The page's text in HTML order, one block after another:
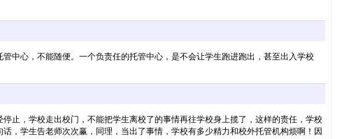
中心，不能随便。一个负责任的托管中心，是不会让学生跑进跑出，甚至出入学校
止，学校走出校门，不能把学生离校了的事情再往学校身上揽了，这样的责任，学校
，学生告老师次次赢，同理，当出了事情，学校有多少精力和校外托管机构烦啊！因